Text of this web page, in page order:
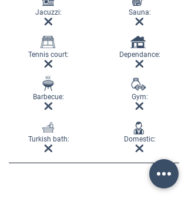
Jacuzzi:
Tennis court:
Barbecue:
Turkish bath:
Sauna:
Dependance:
Gym:
Domestic: